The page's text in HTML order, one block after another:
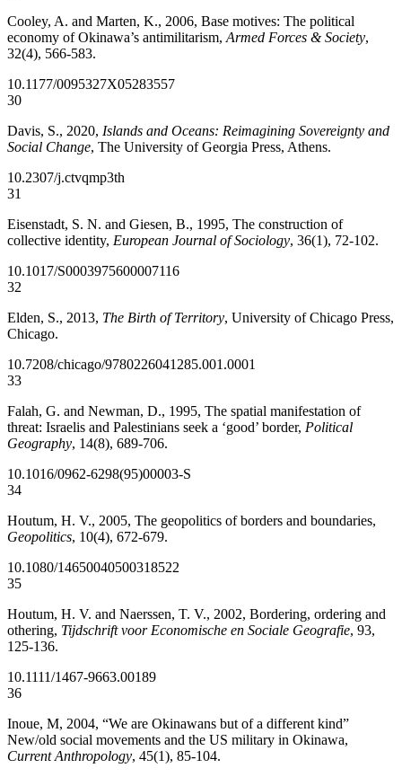
Cooley, A. and Marten, K., 2006, Base motives: The political
economy of Okinawa’s antimilitarism, Armed Forces & Society,
32(4), 566-583.
10.1177/0095327X05283557
30
Davis, S., 2020, Islands and Oceans: Reimagining Sovereignty and
Social Change, The University of Georgia Press, Athens.
10.2307/j.ctvqmp3th
31
Eisenstadt, S. N. and Giesen, B., 1995, The construction of
collective identity, European Journal of Sociology, 36(1), 72-102.
10.1017/S0003975600007116
32
Elden, S., 2013, The Birth of Territory, University of Chicago Press,
Chicago.
10.7208/chicago/9780226041285.001.0001
33
Falah, G. and Newman, D., 1995, The spatial manifestation of
threat: Israelis and Palestinians seek a ‘good’ border, Political
Geography, 14(8), 689-706.
10.1016/0962-6298(95)00003-S
34
Houtum, H. V., 2005, The geopolitics of borders and boundaries,
Geopolitics, 10(4), 672-679.
10.1080/14650040500318522
35
Houtum, H. V. and Naerssen, T. V., 2002, Bordering, ordering and
othering, Tijdschrift voor Economische en Sociale Geografie, 93,
125-136.
10.1111/1467-9663.00189
36
Inoue, M, 2004, “We are Okinawans but of a different kind”
New/old social movements and the US military in Okinawa,
Current Anthropology, 45(1), 85-104.